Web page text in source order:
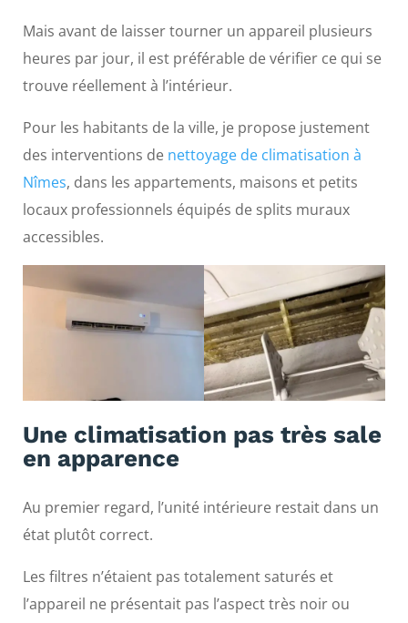
Mais avant de laisser tourner un appareil plusieurs
heures par jour, il est préférable de vérifier ce qui se
trouve réellement à l’intérieur.
Pour les habitants de la ville, je propose justement
des interventions de nettoyage de climatisation à
Nîmes, dans les appartements, maisons et petits
locaux professionnels équipés de splits muraux
accessibles.
Une climatisation pas très sale
en apparence
Au premier regard, l’unité intérieure restait dans un
état plutôt correct.
Les filtres n’étaient pas totalement saturés et
l’appareil ne présentait pas l’aspect très noir ou